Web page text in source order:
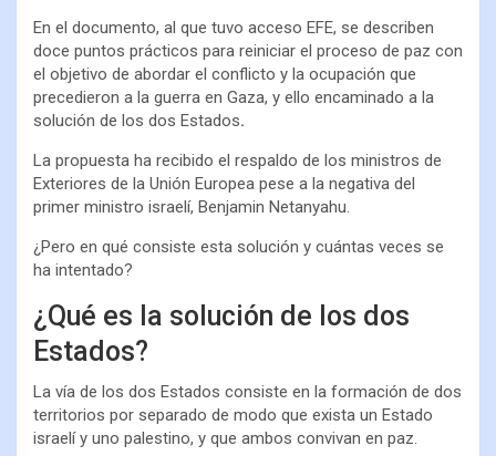
En el documento, al que tuvo acceso EFE, se describen
doce puntos prácticos para reiniciar el proceso de paz con
el objetivo de abordar el conflicto y la ocupación que
precedieron a la guerra en Gaza, y ello encaminado a la
solución de los dos Estados.
La propuesta ha recibido el respaldo de los ministros de
Exteriores de la Unión Europea pese a la negativa del
primer ministro israelí, Benjamin Netanyahu.
¿Pero en qué consiste esta solución y cuántas veces se
ha intentado?
¿Qué es la solución de los dos
Estados?
La vía de los dos Estados consiste en la formación de dos
territorios por separado de modo que exista un Estado
israelí y uno palestino, y que ambos convivan en paz.